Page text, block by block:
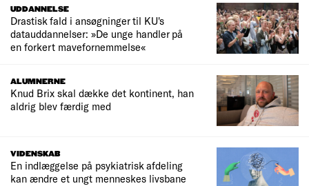
UDDANNELSE
Drastisk fald i ansøgninger til KU's
datauddannelser: »De unge handler på
en forkert mavefornemmelse«
ALUMNERNE
Knud Brix skal dække det kontinent, han
aldrig blev færdig med
VIDENSKAB
En indlæggelse på psykiatrisk afdeling
kan ændre et ungt menneskes livsbane